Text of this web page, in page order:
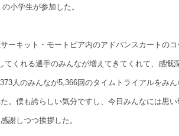
小学生が参加した。
ーキット・モートピア内のアドバンスカートの
くれる選手のみんなが増えてきてくれて、感慨
人のみんなが5,366回のタイムトライアルをみ
。僕も誇らしい気分ですし、今日みんなには思
謝しつつ挨拶した。